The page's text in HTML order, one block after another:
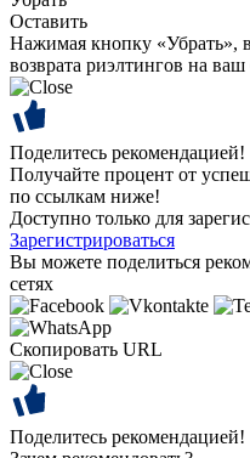
Оставить
Нажимая кнопку «Убрать»,
возврата риэлтингов на ваш
Поделитесь рекомендацией!
Получайте процент от
по ссылкам ниже!
Доступно только для
Зарегистрироваться
Вы можете поделиться
сетях
Скопировать URL
Поделитесь рекомендацией!